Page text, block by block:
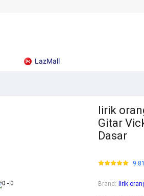
LazMall
lirik
Gitar
Dasar
Brand : lirik